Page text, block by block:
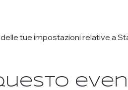
tue impostazioni relative a